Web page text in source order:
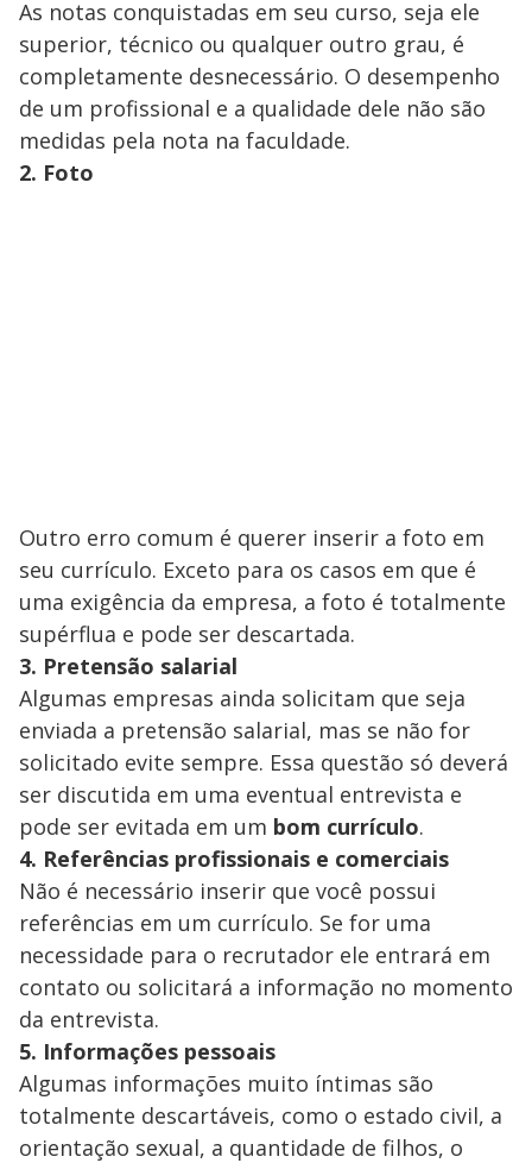
As notas conquistadas em seu curso, seja ele
superior, técnico ou qualquer outro grau, é
completamente desnecessário. O desempenho
de um profissional e a qualidade dele não são
medidas pela nota na faculdade.
2. Foto
Outro erro comum é querer inserir a foto em
seu currículo. Exceto para os casos em que é
uma exigência da empresa, a foto é totalmente
supérflua e pode ser descartada.
3. Pretensão salarial
Algumas empresas ainda solicitam que seja
enviada a pretensão salarial, mas se não for
solicitado evite sempre. Essa questão só deverá
ser discutida em uma eventual entrevista e
pode ser evitada em um bom currículo.
4. Referências profissionais e comerciais
Não é necessário inserir que você possui
referências em um currículo. Se for uma
necessidade para o recrutador ele entrará em
contato ou solicitará a informação no momento
da entrevista.
5. Informações pessoais
Algumas informações muito íntimas são
totalmente descartáveis, como o estado civil, a
orientação sexual, a quantidade de filhos, o